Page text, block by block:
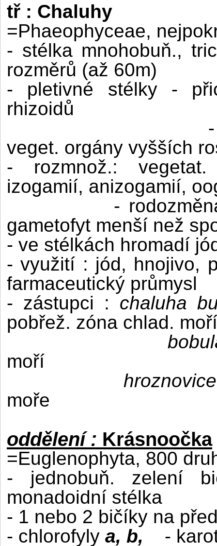
tř : Chaluhy
=Phaeophyceae,
- stélka mnohobuň.,
rozměrů (až 60m)
- pletivné stélky -
rhizoidů
veget. orgány vyšších
- rozmnož.: vegetat.
izogamií, anizogamií,
-
gametofyt menší než
- ve stélkách hromadí
- využití : jód, hnojivo,
farmaceutický průmysl
- zástupci : chaluha
pobřež. zóna chlad. moří
moří
hroznovice
moře
oddělení : Krásnoočka
=Euglenophyta, 800
- jednobuň. zelení
monadoidní stélka
- 1 nebo 2 bičíky na
- chlorofyly a, b,
-